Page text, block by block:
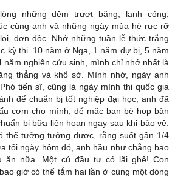
những đêm trượt băng, lạnh cóng,
cùng anh và những ngày mùa hè rực rỡ
đơn độc. Nhớ những tuần lễ thức trắng
kỳ thi. 10 năm ở Nga, 1 năm dự bị, 5 năm
năm nghiên cứu sinh, mình chỉ nhớ nhất là
thẳng và khổ sở. Mình nhớ, ngày anh
tiến sĩ, cũng là ngày mình thi quốc gia
để chuẩn bị tốt nghiệp đại học, anh đã
cơm cho mình, để mặc bạn bè họp bàn
bị bữa liên hoan ngay sau khi bảo vệ.
thể tưởng tưởng được, rằng suốt gần 1/4
tối ngày hôm đó, anh hầu như chẳng bao
ăn nữa. Một cú đầu tư có lãi ghê! Con
giờ có thể tắm hai lần ở cùng một dòng